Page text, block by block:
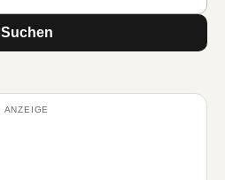
Suchen
ANZEIGE